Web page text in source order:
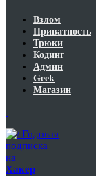
Взлом
Приватность
Трюки
Кодинг
Админ
Geek
Магазин
Годовая
подписка
на
Хакер